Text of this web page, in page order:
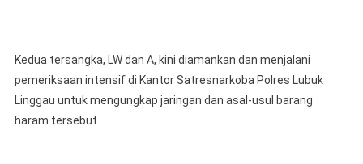
Kedua tersangka, LW dan A, kini diamankan dan menjalani
pemeriksaan intensif di Kantor Satresnarkoba Polres Lubuk
Linggau untuk mengungkap jaringan dan asal-usul barang
haram tersebut.